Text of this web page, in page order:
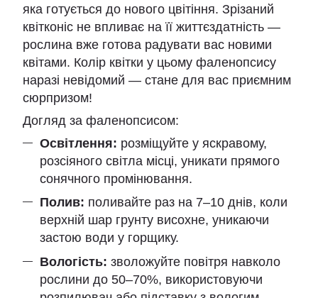
яка готується до нового цвітіння. Зрізаний
квітконіс не впливає на її життєздатність —
рослина вже готова радувати вас новими
квітами. Колір квітки у цьому фаленопсису
наразі невідомий — стане для вас приємним
сюрпризом!
Догляд за фаленопсисом:
Освітлення: розміщуйте у яскравому,
розсіяного світла місці, уникати прямого
сонячного промінювання.
Полив: поливайте раз на 7–10 днів, коли
верхній шар грунту висохне, уникаючи
застою води у горщику.
Вологість: зволожуйте повітря навколо
рослини до 50–70%, використовуючи